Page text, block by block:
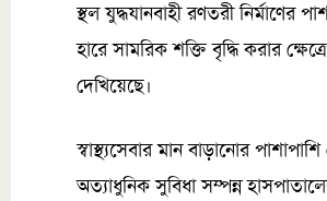
স্থল যুদ্ধযানবাহী রণতরী নির্মাণের
হারে সামরিক শক্তি বৃদ্ধি করার
দেখিয়েছে।
স্বাস্থ্যসেবার মান বাড়ানোর
অত্যাধুনিক সুবিধা সম্পন্ন